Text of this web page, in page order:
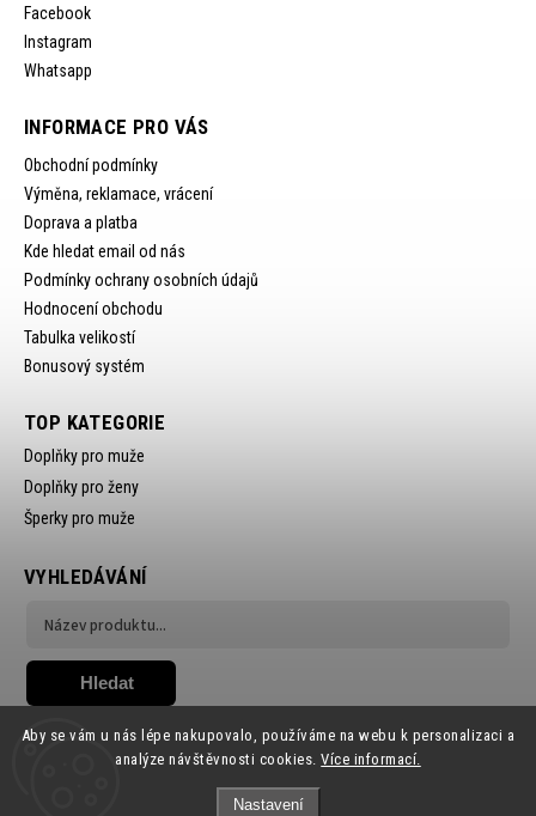
Aby se vám u nás lépe nakupovalo, používáme na webu k personalizaci a
analýze návštěvnosti cookies.Více informací.
Nastavení
Facebook
Instagram
Whatsapp
INFORMACE PRO VÁS
Obchodní podmínky
Výměna, reklamace, vrácení
Doprava a platba
Kde hledat email od nás
Podmínky ochrany osobních údajů
Hodnocení obchodu
Tabulka velikostí
Bonusový systém
TOP KATEGORIE
Doplňky pro muže
Doplňky pro ženy
Šperky pro muže
VYHLEDÁVÁNÍ
Hledat